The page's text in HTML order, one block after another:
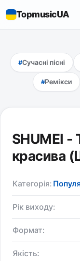
TopmusicUA
Сучасні пісні
Ремікси
SHUMEI -
красива
Категорія:
Рік виходу:
Формат:
Якість: